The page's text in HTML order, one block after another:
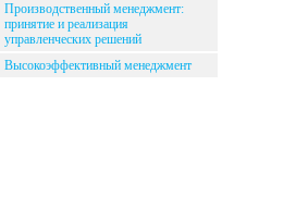
Производственный менеджмент:
принятие и реализация
управленческих решений
Высокоэффективный менеджмент